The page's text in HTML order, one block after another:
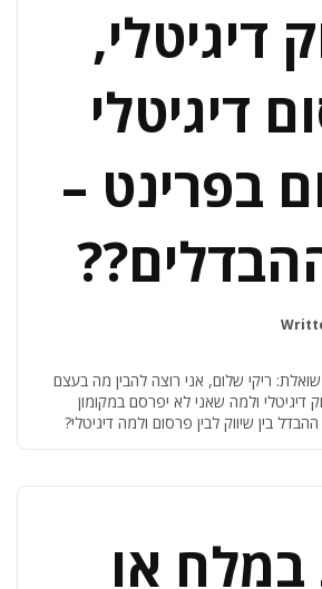
דיגיטלי,
דיגיטלי
בפרינט –
שואלת: ריקי שלום, אני רוצה להבין מה בעצם
דיגיטלי ולמה שאני לא יפרסם במקומון
בין שיווק לבין פרסום ולמה דיגיטלי?
או